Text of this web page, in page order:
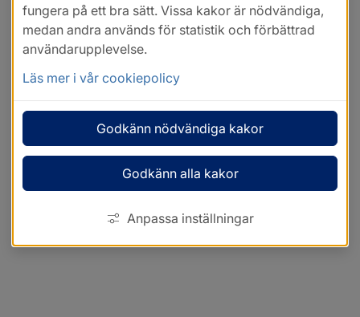
fungera på ett bra sätt. Vissa kakor är nödvändiga,
medan andra används för statistik och förbättrad
användarupplevelse.
Läs mer i vår cookiepolicy
Godkänn nödvändiga kakor
Godkänn alla kakor
Anpassa inställningar